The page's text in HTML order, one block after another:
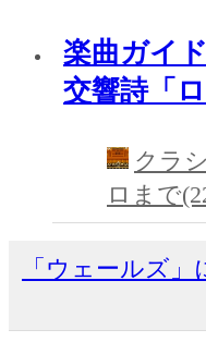
楽曲ガイ
交響詩「
クラ
ロまで
「ウェールズ